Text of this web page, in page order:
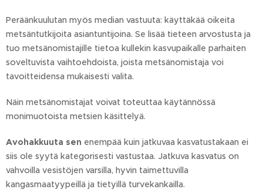
Peräänkuulutan myös median vastuuta: käyttäkää oikeita
metsäntutkijoita asiantuntijoina. Se lisää tieteen arvostusta ja
tuo metsänomistajille tietoa kullekin kasvupaikalle parhaiten
soveltuvista vaihtoehdoista, joista metsänomistaja voi
tavoitteidensa mukaisesti valita.
Näin metsänomistajat voivat toteuttaa käytännössä
monimuotoista metsien käsittelyä.
Avohakkuuta sen enempää kuin jatkuvaa kasvatustakaan ei
siis ole syytä kategorisesti vastustaa. Jatkuva kasvatus on
vahvoilla vesistöjen varsilla, hyvin taimettuvilla
kangasmaatyypeillä ja tietyillä turvekankailla.